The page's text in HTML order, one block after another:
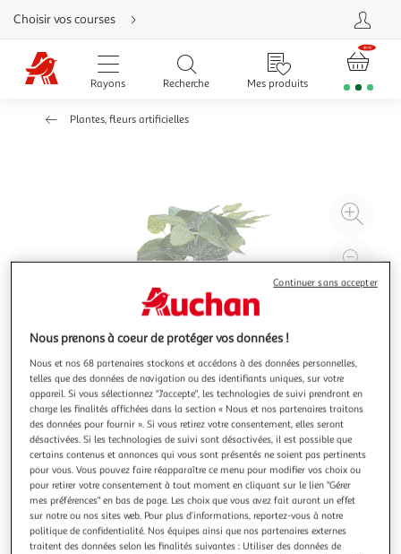
Aller
directement
au
contenu
Aller
directement
Aller
Choisir vos courses
Rayons Recherche Mes produits
Plantes, fleurs artificielles
à
Illustration
précédente
Illustration
suivante
ATMOSPHERA
Plante artificielle en pot visage 26cm gris
Informations Techniques : Dimensions : L. 13 x l. 10 x H. 26
cm Matières : Pot : Ciment Intérieur : Gravier Corps :
Nous prenons à coeur de protéger vos données !
Nous et nos 68 partenaires stockons et accédons à des données personnelles,
telles que des données de navigation ou des identifiants uniques, sur votre
appareil. Si vous sélectionnez "J'accepte", les technologies de suivi prendront en
charge les finalités affichées dans la section « Nous et nos partenaires traitons
des données pour fournir ». Si vous retirez votre consentement, elles seront
désactivées. Si les technologies de suivi sont désactivées, il est possible que
certains contenus et annonces qui vous sont présentés ne soient pas pertinents
pour vous. Vous pouvez faire réapparaître ce menu pour modifier vos choix ou
pour retirer votre consentement à tout moment en cliquant sur le lien "Gérer
mes préférences" en bas de page. Les choix que vous avez fait auront un effet
sur notre ou nos sites web. Pour plus d’informations, reportez-vous à notre
politique de confidentialité. Nos équipes ainsi que nos partenaires externes
traitent des données selon les finalités suivantes : Utiliser des données de
Continuer sans accepter